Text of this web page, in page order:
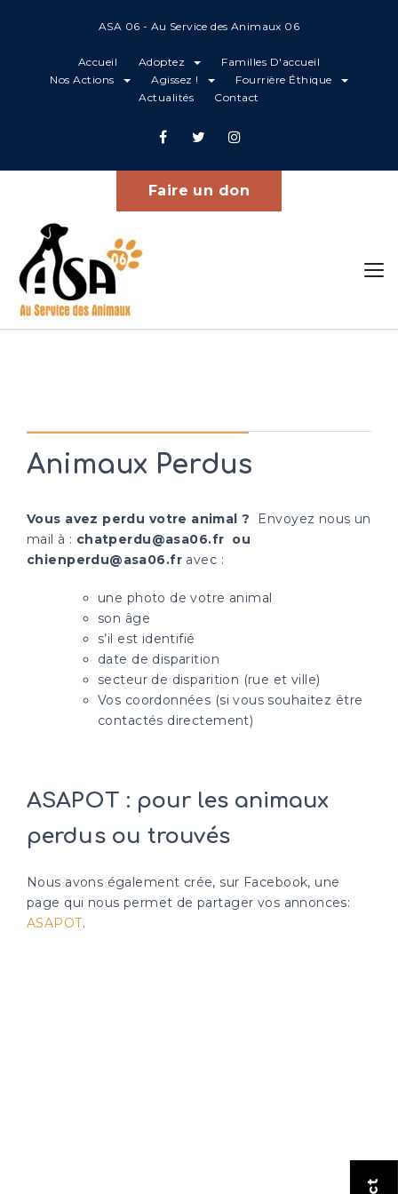
ASA 06 - Au Service des Animaux 06
Accueil Adoptez
Familles D'accueil
Nos Actions
Agissez !
Fourrière Éthique
Actualités
Contact
Faire un don
Animaux Perdus
Home Animaux Perdus
Animaux Perdus
Vous avez perdu votre animal ?
Envoyez nous un
mail à : chatperdu@asa06.fr ou
chienperdu@asa06.fravec :
une photo de votre animal
son âge
s’il est identifié
date de disparition
secteur de disparition (rue et ville)
Vos coordonnées (si vous souhaitez être
contactés directement)
ASAPOT : pour les animaux
perdus ou trouvés
Nous avons également crée, sur Facebook, une
page qui nous permet de partager vos annonces:
ASAPOT.